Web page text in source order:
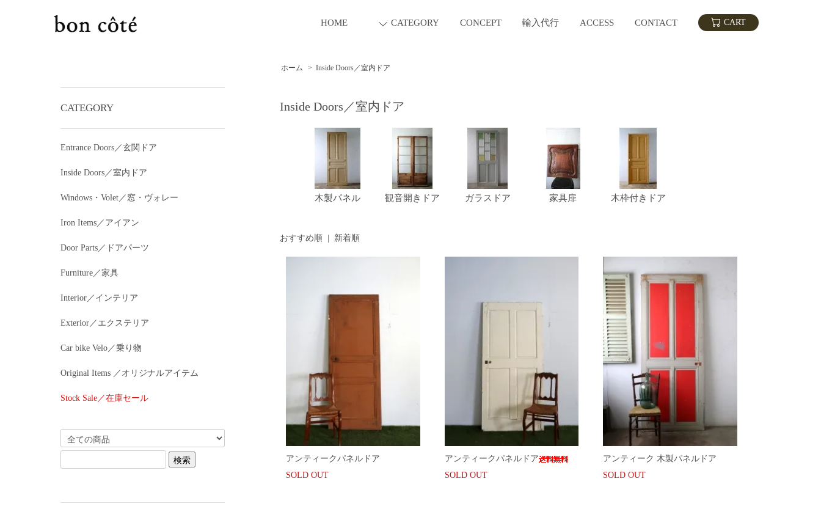
HOME CATEGORY CONCEPT 輸入代行 ACCESS CONTACT CART
ホーム > Inside Doors／室内ドア
Inside Doors／室内ドア
木製パネル 観音開きドア ガラスドア 家具扉 木枠付きドア
おすすめ順| 新着順
アンティークパネルドア
SOLD OUT
アンティークパネルドア
SOLD OUT
アンティーク 木製パネルドア
SOLD OUT
CATEGORY
Entrance Doors／玄関ドア
Inside Doors／室内ドア
Windows・Volet／窓・ヴォレー
Iron Items／アイアン
Door Parts／ドアパーツ
Furniture／家具
Interior／インテリア
Exterior／エクステリア
Car bike Velo／乗り物
Original Items ／オリジナルアイテム
Stock Sale／在庫セール